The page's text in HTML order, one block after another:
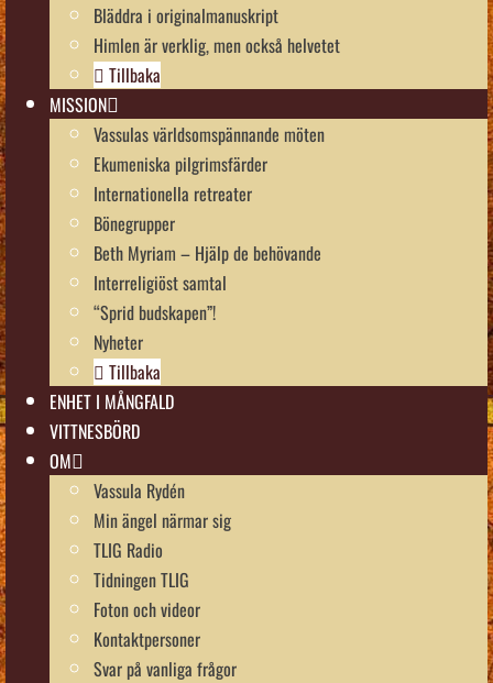
Bläddra i originalmanuskript
Himlen är verklig, men också helvetet
Tillbaka
MISSION
Vassulas världsomspännande möten
Ekumeniska pilgrimsfärder
Internationella retreater
Bönegrupper
Beth Myriam – Hjälp de behövande
Interreligiöst samtal
“Sprid budskapen”!
Nyheter
Tillbaka
ENHET I MÅNGFALD
VITTNESBÖRD
OM
Vassula Rydén
Min ängel närmar sig
TLIG Radio
Tidningen TLIG
Foton och videor
Kontaktpersoner
Svar på vanliga frågor